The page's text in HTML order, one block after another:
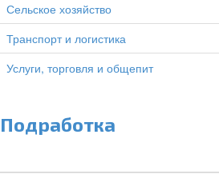
Сельское хозяйство
Транспорт и логистика
Услуги, торговля и общепит
Подработка